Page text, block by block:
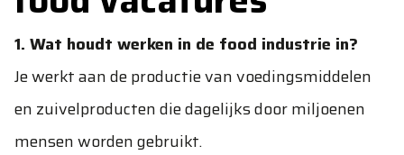
1. Wat houdt werken in de food industrie in?
Je werkt aan de productie van voedingsmiddelen
en zuivelproducten die dagelijks door miljoenen
mensen worden gebruikt.